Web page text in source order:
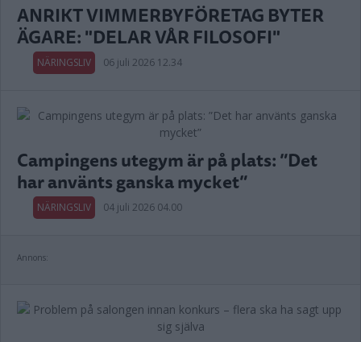
ANRIKT VIMMERBYFÖRETAG BYTER
ÄGARE: "DELAR VÅR FILOSOFI"
NÄRINGSLIV 06 juli 2026 12.34
Campingens utegym är på plats: ”Det
har använts ganska mycket”
NÄRINGSLIV 04 juli 2026 04.00
Annons: